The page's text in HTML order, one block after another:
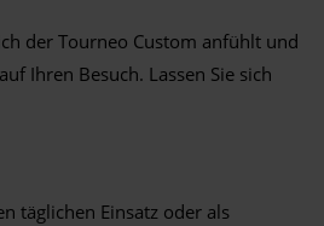
der Tourneo Custom anfühlt und
Ihren Besuch. Lassen Sie sich
täglichen Einsatz oder als